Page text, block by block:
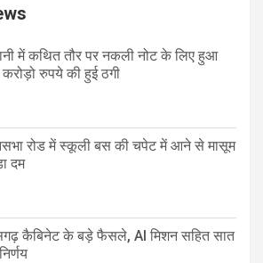
में कथित तौर पर नकली नोट के लिए हुआ
करोड़ो रुपये की हुई ठगी
रोड में स्कूली बस की चपेट में आने से मासूम
दम
कैबिनेट के बड़े फैसले, AI मिशन सहित सात